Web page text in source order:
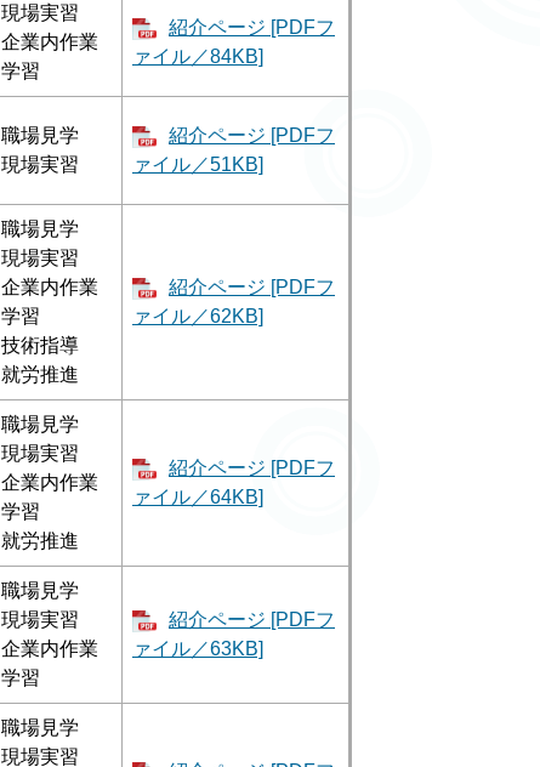
現場実習
企業内作業
学習
紹介ページ [PDFフ
ァイル／84KB]
職場見学
現場実習
紹介ページ [PDFフ
ァイル／51KB]
職場見学
現場実習
企業内作業
学習
技術指導
就労推進
紹介ページ [PDFフ
ァイル／62KB]
職場見学
現場実習
企業内作業
学習
就労推進
紹介ページ [PDFフ
ァイル／64KB]
職場見学
現場実習
企業内作業
学習
紹介ページ [PDFフ
ァイル／63KB]
職場見学
現場実習